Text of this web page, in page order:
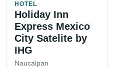
HOTEL
Holiday Inn
Express Mexico
City Satelite by
IHG
Naucalpan